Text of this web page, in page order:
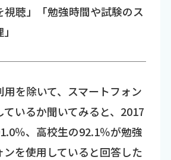
聴」「勉強時間や試験のス
用を除いて、スマートフォン
いるか聞いてみると、2017
％、高校生の92.1％が勉強
ンを使用していると回答した